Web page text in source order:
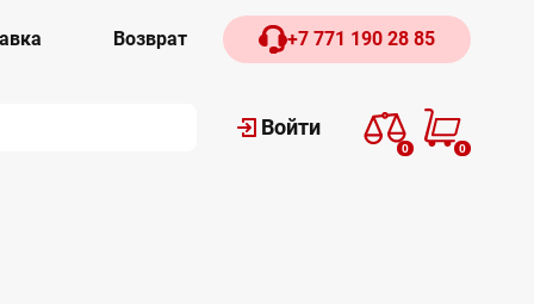
Возврат +7 771 190 28 85
Войти
0 0